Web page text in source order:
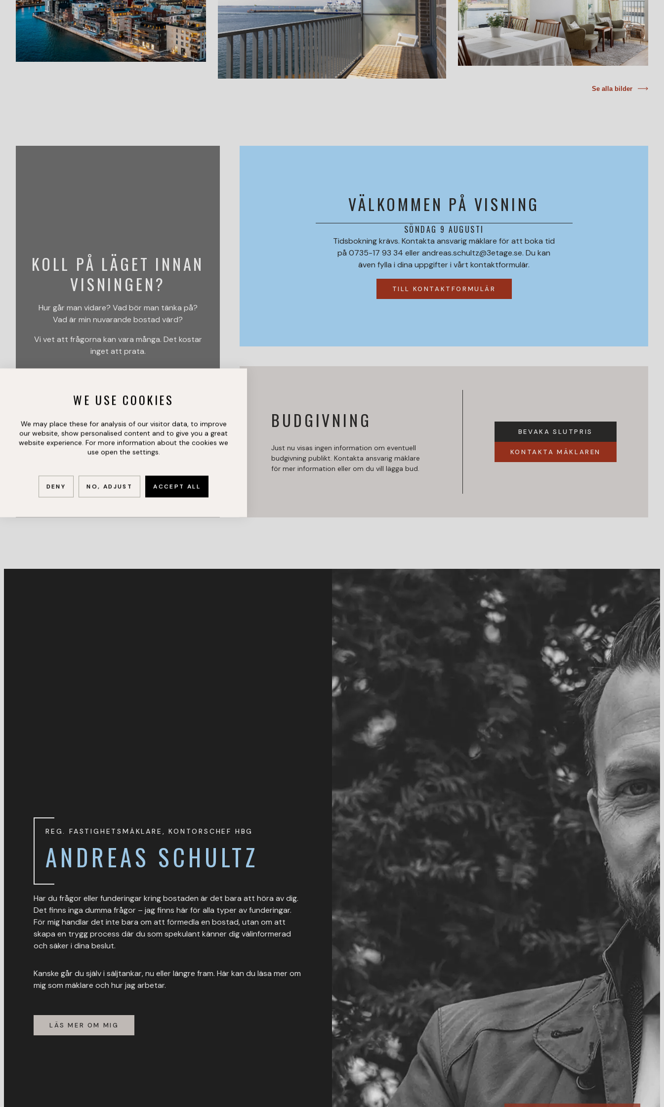
Sovrummet fortsätter att imponera med sina stora fönster och en magisk vy över havet och
Öresund. Här finns gott om förvaring i inbyggda garderober samt plats för dubbelsäng. Rummet
erbjuder dessutom flexibilitet för exempelvis skrivbord eller sminkhörna.
Oceanhamnen bjuder på en modern och attraktiv omgivning där stad möter hav på ett trevligt sätt.
Se alla bilder
KOLL PÅ LÄGET INNAN
VISNINGEN?
Hur går man vidare? Vad bör man tänka på?
Vad är min nuvarande bostad värd?
Vi vet att frågorna kan vara många. Det kostar
inget att prata.
VÄLKOMMEN PÅ VISNING
SÖNDAG 9 AUGUSTI
Tidsbokning krävs. Kontakta ansvarig mäklare för att boka tid
på 0735-17 93 34 eller andreas.schultz@3etage.se. Du kan
även fylla i dina uppgifter i vårt kontaktformulär.
TILL KONTAKTFORMULÄR
BUDGIVNING
Just nu visas ingen information om eventuell
budgivning publikt. Kontakta ansvarig mäklare
för mer information eller om du vill lägga bud.
BEVAKA SLUTPRIS
KONTAKTA MÄKLAREN
REG. FASTIGHETSMÄKLARE, KONTORSCHEF HBG
ANDREAS SCHULTZ
Har du frågor eller funderingar kring bostaden är det bara att höra av dig.
Det finns inga dumma frågor – jag finns här för alla typer av funderingar.
För mig handlar det inte bara om att förmedla en bostad, utan om att
skapa en trygg process där du som spekulant känner dig välinformerad
och säker i dina beslut.
Kanske går du själv i säljtankar, nu eller längre fram. Här kan du läsa mer om
mig som mäklare och hur jag arbetar.
LÄS MER OM MIG
WE USE COOKIES
We may place these for analysis of our visitor data, to improve
our website, show personalised content and to give you a great
website experience. For more information about the cookies we
use open the settings.
DENY NO, ADJUST ACCEPT ALL